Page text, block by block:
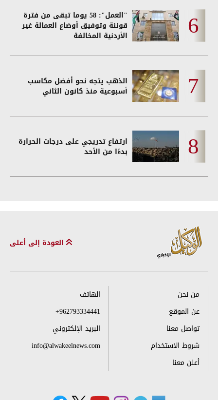
"العمل": 58 يوما تبقى من فترة
قوننة وتوفيق أوضاع العمالة غير
الأردنية المخالفة
الذهب يتجه نحو أفضل مكاسب
أسبوعية منذ كانون الثاني
ارتفاع تدريجي على درجات الحرارة
بدءًا من الأحد
العودة إلى أعلى
من نحن
عن الموقع
تواصل معنا
شروط الاستخدام
أعلن معنا
الهاتف
+962793334441
البريد الإلكتروني
info@alwakeelnews.com